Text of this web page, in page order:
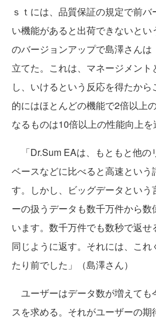
ｓｔには、品質保証の規定で前
い機能があると出荷できないと
のバージョンアップで島澤さんは
立てた。これは、マネージメン
し、いけるという反応を得たか
的にはほとんどの機能で2倍以上
なるものは10倍以上の性能向上を
「Dr.Sum EAは、もともと他の
ベースなどに比べると高速という
す。しかし、ビッグデータとい
ーの扱うデータも数千万件から数
います。数千万件でも数秒で返せ
同じように返す。それには、これ
たり前でした」（島澤さん）
ユーザーはデータ数が増えても
スを求める。それがユーザーの期